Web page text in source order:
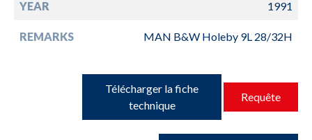
YEAR 1991
REMARKS MAN B&W Holeby 9L 28/32H
Télécharger la fiche
technique
Requête